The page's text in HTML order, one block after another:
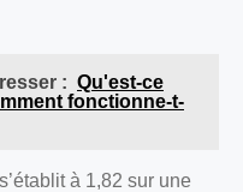
: Qu'est-ce
fonctionne-t-
à 1,82 sur une